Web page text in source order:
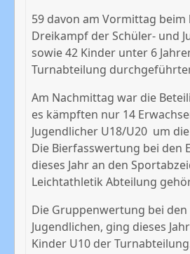
59 davon am Vormittag
Dreikampf der Schüler- und
sowie 42 Kinder unter 6
Turnabteilung
Am Nachmittag war die
es kämpften nur 14
Jugendlicher U18/U20 um
Die Bierfasswertung bei den
dieses Jahr an den
Leichtathletik Abteilung
Die Gruppenwertung bei
Jugendlichen, ging dieses
Kinder U10 der